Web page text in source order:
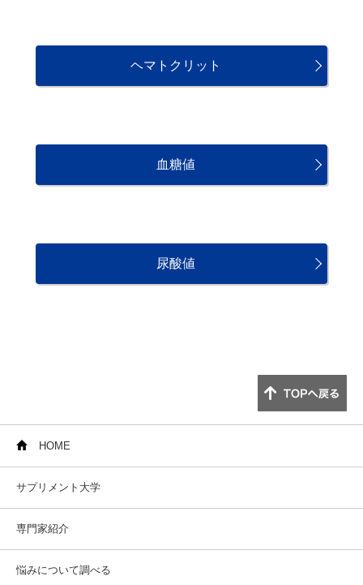
ヘマトクリット
血糖値
尿酸値
HOME
サプリメント大学
専門家紹介
悩みについて調べる